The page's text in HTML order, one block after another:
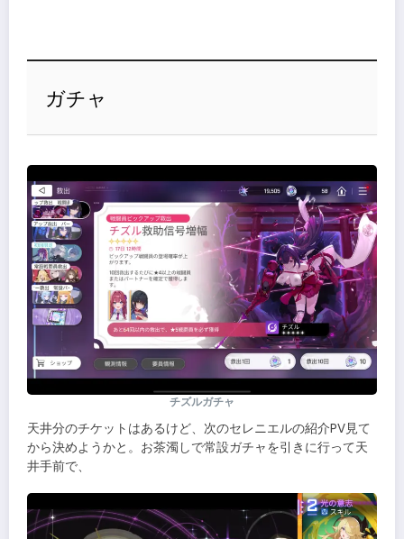
ガチャ
チズルガチャ
天井分のチケットはあるけど、次のセレニエルの紹介PV見て
から決めようかと。お茶濁しで常設ガチャを引きに行って天
井手前で、